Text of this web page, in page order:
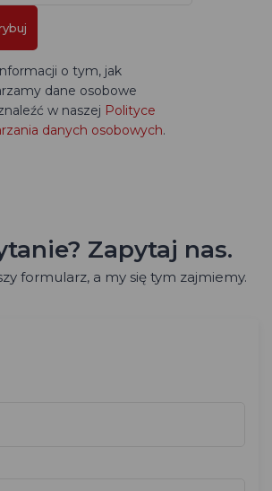
o tym, jak
dane osobowe
w naszej Polityce
danych osobowych.
Zapytaj nas.
formularz, a my się tym zajmiemy.